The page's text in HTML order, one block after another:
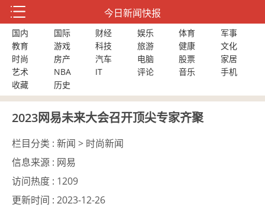
今日新闻快报
国内 国际 财经 娱乐 体育
军事
教育
游戏 科技 旅游 健康
文化
时尚
房产 汽车 电脑 股票
家居
艺术
NBA IT 评论 音乐
手机
收藏
历史
2023网易未来大会召开顶尖专家齐聚
栏目分类 : 新闻 > 时尚新闻
信息来源 : 网易
访问热度 : 1209
更新时间 : 2023-12-26